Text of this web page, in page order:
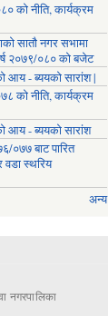
को नीति, कार्यक्रम
सातौ नगर सभामा
२०७९/०८० को बजेट
- ब्ययको सारांश |
को नीति, कार्यक्रम
आय - ब्ययको सारांश
०७७ बाट पारित
स्थरिय
अन्य
नगरपालिका